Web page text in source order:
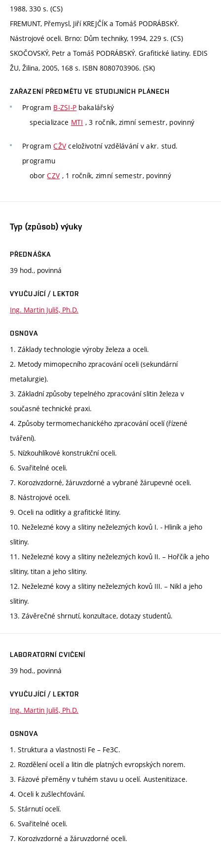
1988, 330 s. (CS)
FREMUNT, Přemysl, Jiří KREJČÍK a Tomáš PODRÁBSKÝ.
Nástrojové oceli. Brno: Dům techniky, 1994, 229 s. (CS)
SKOČOVSKÝ, Petr a Tomáš PODRÁBSKÝ. Grafitické liatiny. EDIS
ŽU, Žilina, 2005, 168 s. ISBN 8080703906. (SK)
ZAŘAZENÍ PŘEDMĚTU VE STUDIJNÍCH PLÁNECH
Program B-ZSI-P bakalářský
specializace MTI , 3 ročník, zimní semestr, povinný
ProgramCŽV celoživotní vzdělávání v akr. stud.
programu
oborCZV , 1 ročník, zimní semestr, povinný
Typ (způsob) výuky
PŘEDNÁŠKA
39 hod., povinná
VYUČUJÍCÍ / LEKTOR
Ing. Martin Juliš, Ph.D.
OSNOVA
1. Základy technologie výroby železa a oceli.
2. Metody mimopecního zpracování oceli (sekundární
metalurgie).
3. Základní způsoby tepelného zpracování slitin železa v
současné technické praxi.
4. Způsoby termomechanického zpracování ocelí (řízené
tváření).
5. Nízkouhlíkové konstrukční oceli.
6. Svařitelné oceli.
7. Korozivzdorné, žáruvzdorné a vybrané žárupevné oceli.
8. Nástrojové oceli.
9. Oceli na odlitky a grafitické litiny.
10. Neželezné kovy a slitiny neželezných kovů I. - Hliník a jeho
slitiny.
11. Neželezné kovy a slitiny neželezných kovů II. – Hořčík a jeho
slitiny, titan a jeho slitiny.
12. Neželezné kovy a slitiny neželezných kovů III. – Nikl a jeho
slitiny.
13. Závěrečné shrnutí, konzultace, dotazy studentů.
LABORATORNÍ CVIČENÍ
39 hod., povinná
VYUČUJÍCÍ / LEKTOR
Ing. Martin Juliš, Ph.D.
OSNOVA
1. Struktura a vlastnosti Fe – Fe3C.
2. Rozdělení ocelí a litin dle platných evropských norem.
3. Fázové přeměny v tuhém stavu u ocelí. Austenitizace.
4. Oceli k zušlechťování.
5. Stárnutí ocelí.
6. Svařitelné oceli.
7. Korozivzdorné a žáruvzdorné oceli.